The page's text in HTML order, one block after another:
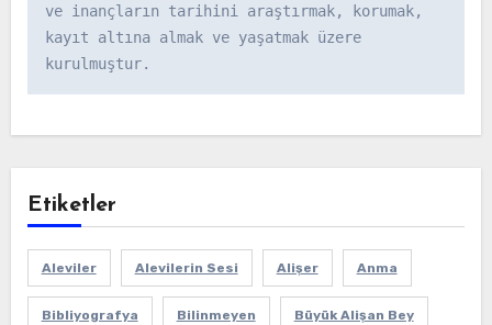
ve inançların tarihini araştırmak, korumak,
kayıt altına almak ve yaşatmak üzere
kurulmuştur.
Etiketler
Aleviler Alevilerin Sesi Alişer Anma
Bibliyografya Bilinmeyen Büyük Alişan Bey